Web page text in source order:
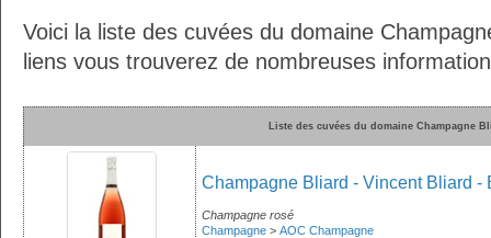
Voici la liste des cuvées du domaine
liens vous trouverez de nombreuses
Liste des cuvées du domaine Champagne
Champagne Bliard - Vincent Bliard -
Champagne rosé
Champagne > AOC Champagne